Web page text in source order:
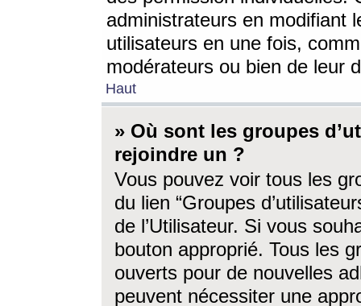
administrateurs en modifiant
utilisateurs en une fois,
modérateurs ou bien de leur
Haut
» Où sont les groupes
rejoindre un ?
Vous pouvez voir tous les
du lien “Groupes
de l’Utilisateur. Si vous
bouton approprié. Tous les
ouverts pour de nouvelles
peuvent nécessiter une